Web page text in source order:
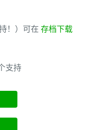
！）可在 存档下载
支持